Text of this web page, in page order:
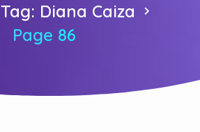
Tag: Diana Caiza
Page 86